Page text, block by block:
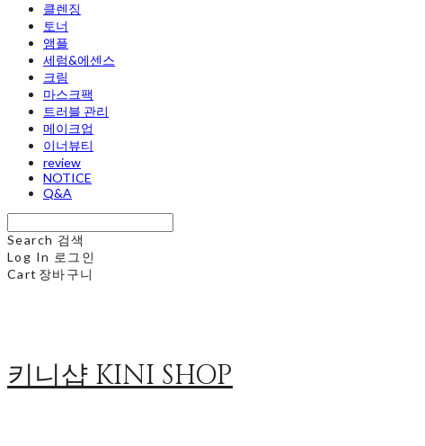
클렌징
토너
앰플
세럼&에센스
크림
마스크팩
트러블 관리
메이크업
이너뷰티
review
NOTICE
Q&A
Search 검색
Log In 로그인
Cart 장바구니
키니샵 KINI SHOP